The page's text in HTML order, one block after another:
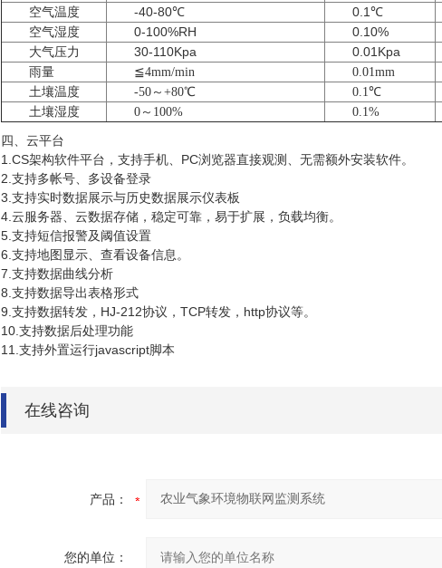
空气温度 -40-80℃ 0.1℃
空气湿度
0-100%RH 0.10%
大气压力
30-110Kpa 0.01Kpa
雨量 ≦4mm/min 0.01mm
土壤温度
-50～+80℃ 0.1℃
土壤湿度
0～100% 0.1%
四、云平台
1.CS架构软件平台，支持手机、PC浏览器直接观测、无需额外安装软件。
2.支持多帐号、多设备登录
3.支持实时数据展示与历史数据展示仪表板
4.云服务器、云数据存储，稳定可靠，易于扩展，负载均衡。
5.支持短信报警及阈值设置
6.支持地图显示、查看设备信息。
7.支持数据曲线分析
8.支持数据导出表格形式
9.支持数据转发，HJ-212协议，TCP转发，http协议等。
10.支持数据后处理功能
11.支持外置运行javascript脚本
在线咨询
产品：
您的单位：